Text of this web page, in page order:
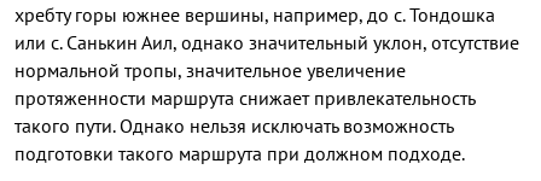
хребту горы южнее вершины, например, до с. Тондошка
или с. Санькин Аил, однако значительный уклон, отсутствие
нормальной тропы, значительное увеличение
протяженности маршрута снижает привлекательность
такого пути. Однако нельзя исключать возможность
подготовки такого маршрута при должном подходе.